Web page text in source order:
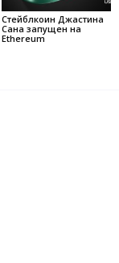
Стейблкоин Джастина
Сана запущен на
Ethereum